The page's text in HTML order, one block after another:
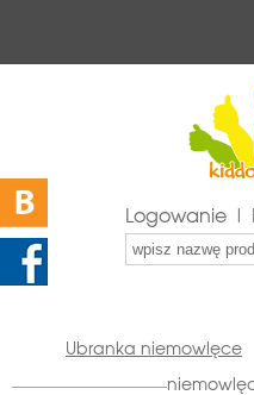
Logowanie |
Ubranka niemowlęce